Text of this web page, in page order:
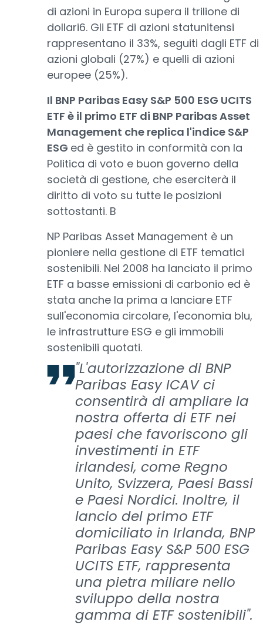
di azioni in Europa supera il trilione di
dollari6. Gli ETF di azioni statunitensi
rappresentano il 33%, seguiti dagli ETF di
azioni globali (27%) e quelli di azioni
europee (25%).
Il BNP Paribas Easy S&P 500 ESG UCITS
ETF è il primo ETF di BNP Paribas Asset
Management che replica l'indice S&P
ESG ed è gestito in conformità con la
Politica di voto e buon governo della
società di gestione, che eserciterà il
diritto di voto su tutte le posizioni
sottostanti. B
NP Paribas Asset Management è un
pioniere nella gestione di ETF tematici
sostenibili. Nel 2008 ha lanciato il primo
ETF a basse emissioni di carbonio ed è
stata anche la prima a lanciare ETF
sull'economia circolare, l'economia blu,
le infrastrutture ESG e gli immobili
sostenibili quotati.
"L'autorizzazione di BNP
Paribas Easy ICAV ci
consentirà di ampliare la
nostra offerta di ETF nei
paesi che favoriscono gli
investimenti in ETF
irlandesi, come Regno
Unito, Svizzera, Paesi Bassi
e Paesi Nordici. Inoltre, il
lancio del primo ETF
domiciliato in Irlanda, BNP
Paribas Easy S&P 500 ESG
UCITS ETF, rappresenta
una pietra miliare nello
sviluppo della nostra
gamma di ETF sostenibili".